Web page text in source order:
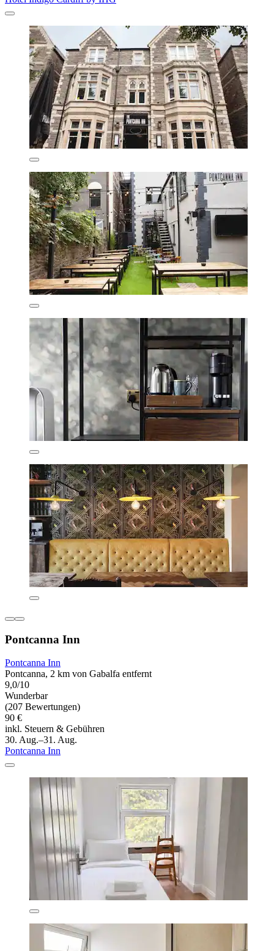
Pontcanna Inn
Pontcanna Inn
Pontcanna, 2 km von Gabalfa entfernt
9,0/10
Wunderbar
(207 Bewertungen)
90 €
inkl. Steuern & Gebühren
30. Aug.–31. Aug.
Pontcanna Inn